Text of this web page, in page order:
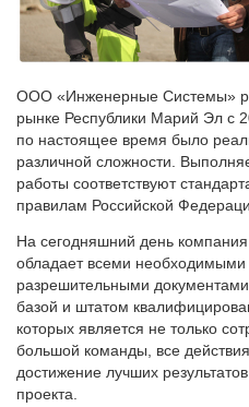
ООО «Инженерные Системы»
рынке Республики Марий Эл с
по настоящее время было
различной сложности.
работы соответствуют
правилам Российской
На сегодняшний день
обладает всеми необходимыми
разрешительными
базой и штатом
которых является не только
большой команды, все
достижение лучших
проекта.